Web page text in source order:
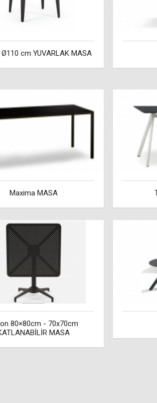
Ø110 cm YUVARLAK MASA
Maxima MASA
80×80cm - 70x70cm
MASA